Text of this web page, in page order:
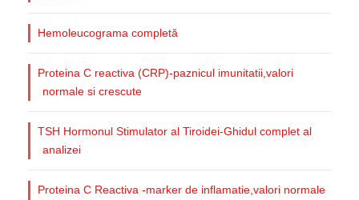
Hemoleucograma completă
Proteina C reactiva (CRP)-paznicul imunitatii,valori
normale si crescute
TSH Hormonul Stimulator al Tiroidei-Ghidul complet al
analizei
Proteina C Reactiva -marker de inflamatie,valori normale